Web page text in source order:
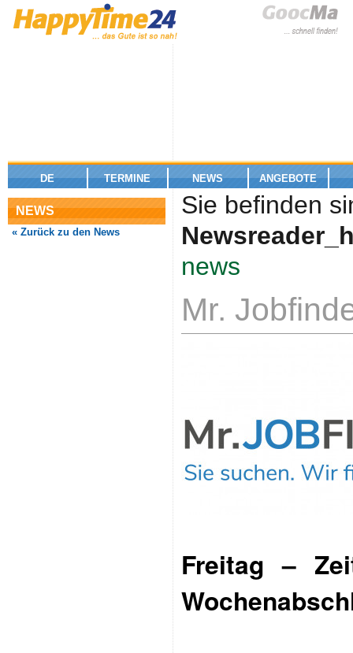
DE TERMINE NEWS ANGEBOTE
NEWS
« Zurück zu den News
Sie befinden
news
Mr.
Freitag –